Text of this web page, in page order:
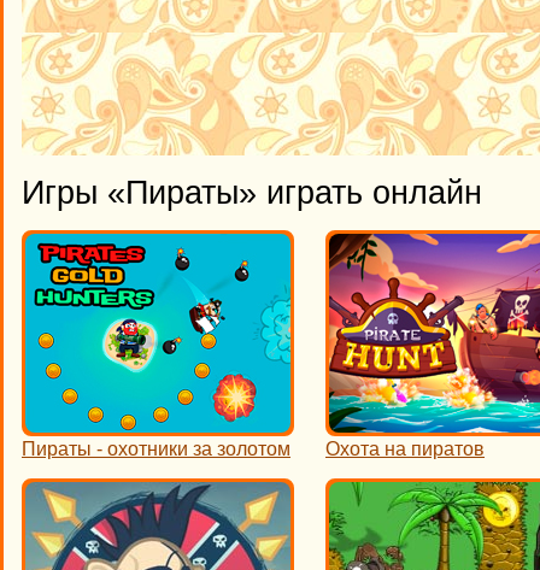
Игры «Пираты» играть онлайн
Пираты - охотники за золотом Охота на пиратов